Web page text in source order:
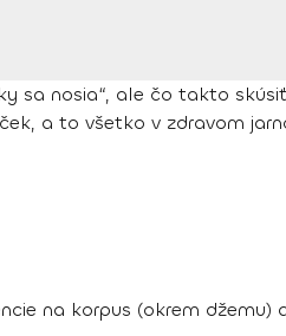
sa nosia“, ale čo takto
a to všetko v zdravom
na korpus (okrem džemu)